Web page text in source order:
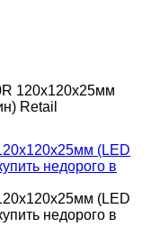
120x120x25мм
Retail